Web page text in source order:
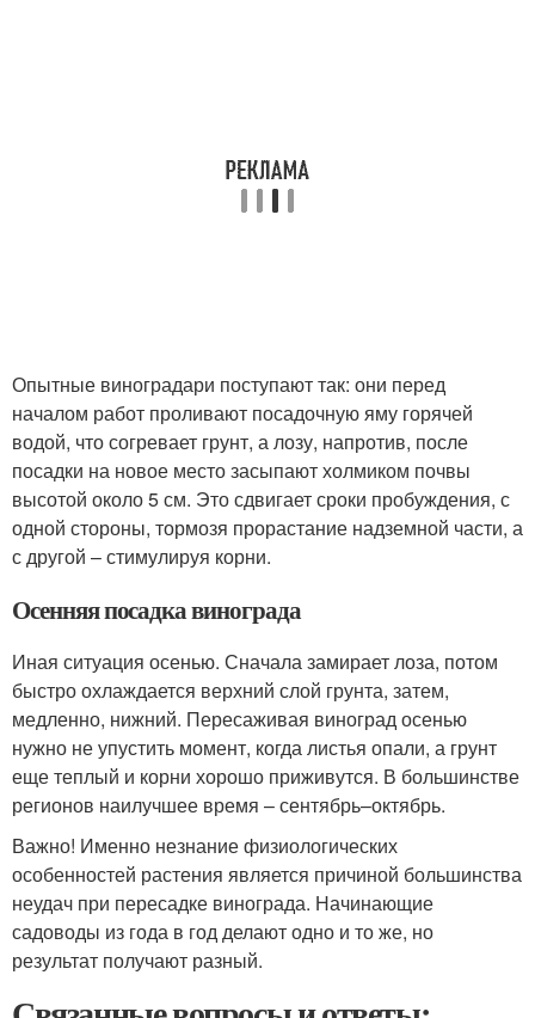
Опытные виноградари поступают так: они перед
началом работ проливают посадочную яму горячей
водой, что согревает грунт, а лозу, напротив, после
посадки на новое место засыпают холмиком почвы
высотой около 5 см. Это сдвигает сроки пробуждения, с
одной стороны, тормозя прорастание надземной части, а
с другой – стимулируя корни.
Осенняя посадка винограда
Иная ситуация осенью. Сначала замирает лоза, потом
быстро охлаждается верхний слой грунта, затем,
медленно, нижний. Пересаживая виноград осенью
нужно не упустить момент, когда листья опали, а грунт
еще теплый и корни хорошо приживутся. В большинстве
регионов наилучшее время – сентябрь–октябрь.
Важно! Именно незнание физиологических
особенностей растения является причиной большинства
неудач при пересадке винограда. Начинающие
садоводы из года в год делают одно и то же, но
результат получают разный.